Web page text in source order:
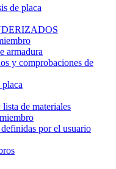
de placa
armadura
y comprobaciones de
placa
de materiales
por el usuario